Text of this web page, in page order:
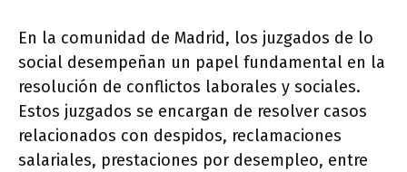
En la comunidad de Madrid, los juzgados de lo
social desempeñan un papel fundamental en la
resolución de conflictos laborales y sociales.
Estos juzgados se encargan de resolver casos
relacionados con despidos, reclamaciones
salariales, prestaciones por desempleo, entre